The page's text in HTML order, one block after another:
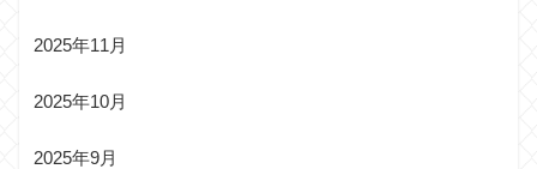
2025年11月
2025年10月
2025年9月